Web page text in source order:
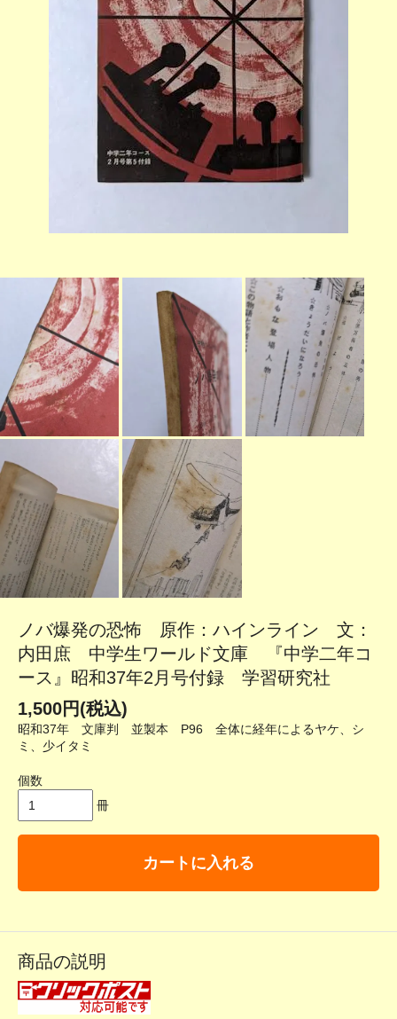
ノバ爆発の恐怖 原作：ハインライン 文：
内田庶 中学生ワールド文庫 『中学二年コ
ース』昭和37年2月号付録 学習研究社
1,500円(税込)
昭和37年 文庫判 並製本 P96 全体に経年によるヤケ、シ
ミ、少イタミ
個数
冊
カートに入れる
商品の説明